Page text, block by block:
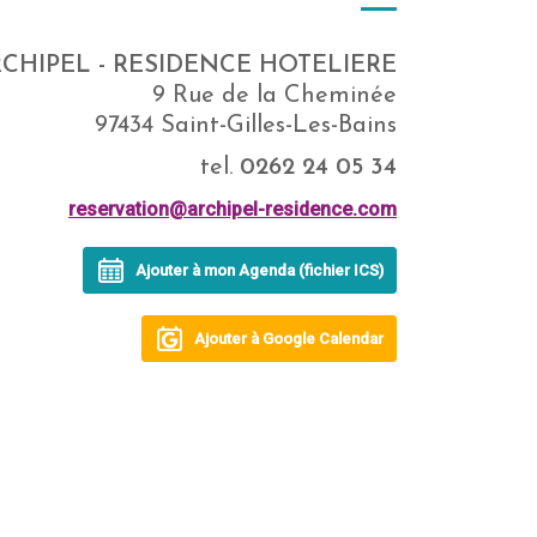
- RESIDENCE HOTELIERE
9 Rue de la Cheminée
97434 Saint-Gilles-Les-Bains
tel. 0262 24 05 34
reservation@archipel-residence.com
Ajouter à mon Agenda (fichier ICS)
Ajouter à Google Calendar